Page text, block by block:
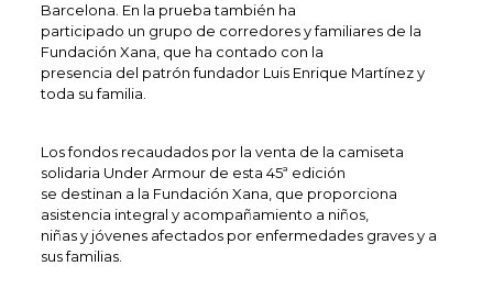
Barcelona. En la prueba también ha
participado un grupo de corredores y familiares de la
Fundación Xana, que ha contado con la
presencia del patrón fundador Luis Enrique Martínez y
toda su familia.
Los fondos recaudados por la venta de la camiseta
solidaria Under Armour de esta 45ª edición
se destinan a la Fundación Xana, que proporciona
asistencia integral y acompañamiento a niños,
niñas y jóvenes afectados por enfermedades graves y a
sus familias.